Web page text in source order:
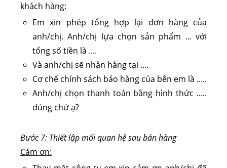
khách hàng:
Em xin phép tổng hợp lại đơn hàng của
anh/chị. Anh/chị lựa chọn sản phẩm ... với
tổng số tiền là ....
Và anh/chị sẽ nhận hàng tại ....
Cơ chế chính sách bảo hàng của bên em là .....
Anh/chị chọn thanh toán bằng hình thức .....
đúng chứ ạ?
Bước 7: Thiết lập mối quan hệ sau bán hàng
Cảm ơn: